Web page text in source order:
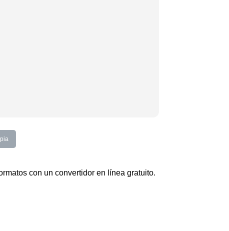
con un convertidor en línea gratuito.